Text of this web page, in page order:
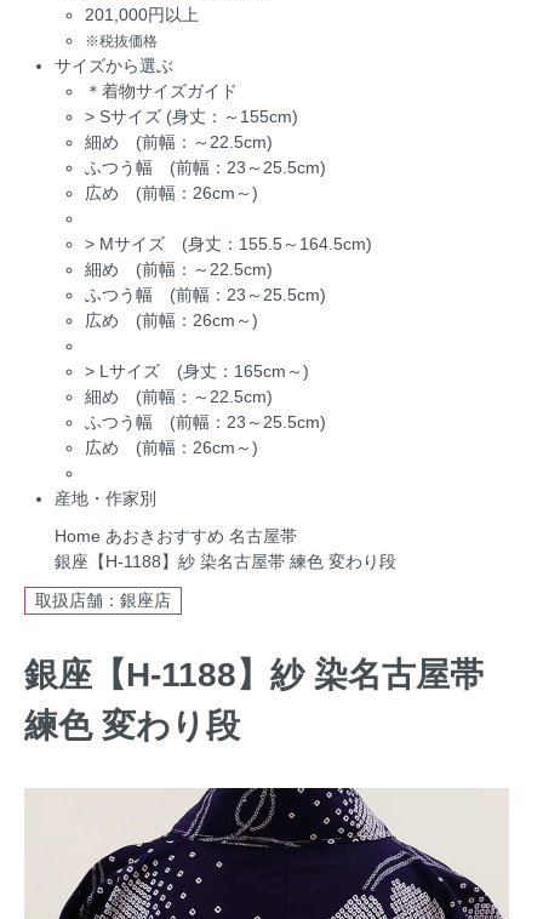
201,000円以上
※税抜価格
サイズから選ぶ
＊着物サイズガイド
> Sサイズ (身丈：～155cm)
細め (前幅：～22.5cm)
ふつう幅 (前幅：23～25.5cm)
広め (前幅：26cm～)
> Mサイズ (身丈：155.5～164.5cm)
細め (前幅：～22.5cm)
ふつう幅 (前幅：23～25.5cm)
広め (前幅：26cm～)
> Lサイズ (身丈：165cm～)
細め (前幅：～22.5cm)
ふつう幅 (前幅：23～25.5cm)
広め (前幅：26cm～)
産地・作家別
Home あおきおすすめ 名古屋帯
銀座【H-1188】紗 染名古屋帯 練色 変わり段
取扱店舗：銀座店
銀座【H-1188】紗 染名古屋帯
練色 変わり段